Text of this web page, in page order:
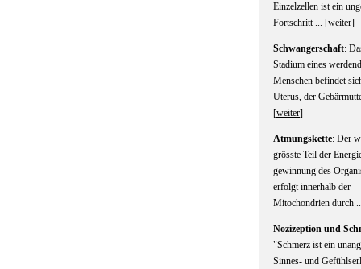
Einzelzellen ist ein
Fortschritt ... [weiter]
Schwangerschaft:
Stadium eines
Menschen befindet
Uterus, der
[weiter]
Atmungskette: Der
grösste Teil der
gewinnung des
erfolgt innerhalb der
Mitochondrien durch
Nozizeption und
"Schmerz ist ein
Sinnes- und